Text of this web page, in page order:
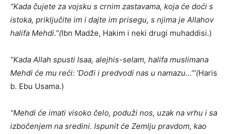
“Kada čujete za vojsku s crnim zastavama, koja će doći s
istoka, priključite im i dajte im prisegu, s njima je Allahov
halifa Mehdi.”(Ibn Madže, Hakim i neki drugi muhaddisi.)
“Kada Allah spusti Isaa, alejhis-selam, halifa muslimana
Mehdi će mu reći: ’Dođi i predvodi nas u namazu…’”(Haris
b. Ebu Usama.)
“Mehdi će imati visoko čelo, poduži nos, uzak na vrhu i sa
izbočenjem na sredini. Ispunit će Zemlju pravdom, kao